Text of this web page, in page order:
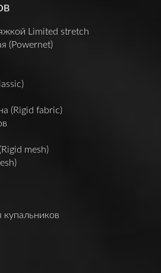
Limited stretch
(Powernet)
(Rigid fabric)
mesh)
купальников